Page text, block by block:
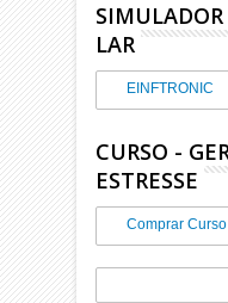
LAR
EINFTRONIC
CURSO -
ESTRESSE
Comprar Curso